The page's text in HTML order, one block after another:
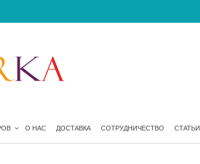
О НАС ДОСТАВКА СОТРУДНИЧЕСТВО СТАТЬИ